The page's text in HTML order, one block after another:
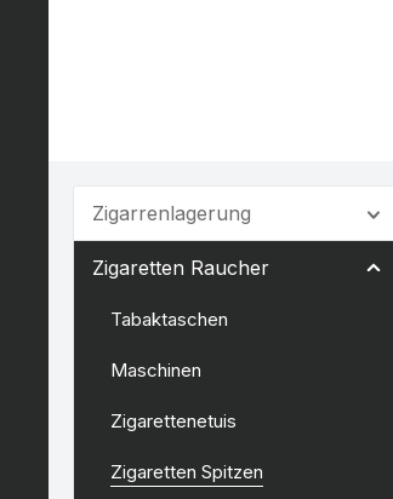
Zigarrenlagerung
Zigaretten Raucher
Tabaktaschen
Maschinen
Zigarettenetuis
Zigaretten Spitzen